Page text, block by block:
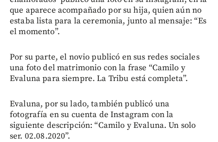
que aparece acompañado por su hija, quien aún no
estaba lista para la ceremonia, junto al mensaje: “Es
el momento”.
Por su parte, el novio publicó en sus redes sociales
una foto del matrimonio con la frase “Camilo y
Evaluna para siempre. La Tribu está completa”.
Evaluna, por su lado, también publicó una
fotografía en su cuenta de Instagram con la
siguiente descripción: “Camilo y Evaluna. Un solo
ser. 02.08.2020”.